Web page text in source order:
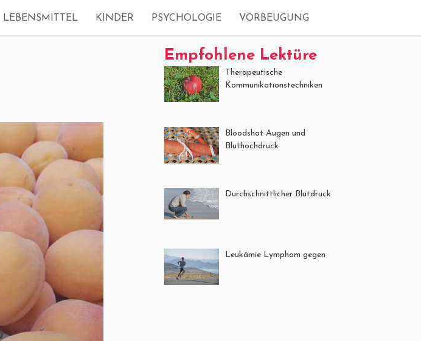
LEBENSMITTEL KINDER PSYCHOLOGIE VORBEUGUNG
Empfohlene Lektüre
Therapeutische
Kommunikationstechniken
Bloodshot Augen und
Bluthochdruck
Durchschnittlicher Blutdruck
Leukämie Lymphom gegen